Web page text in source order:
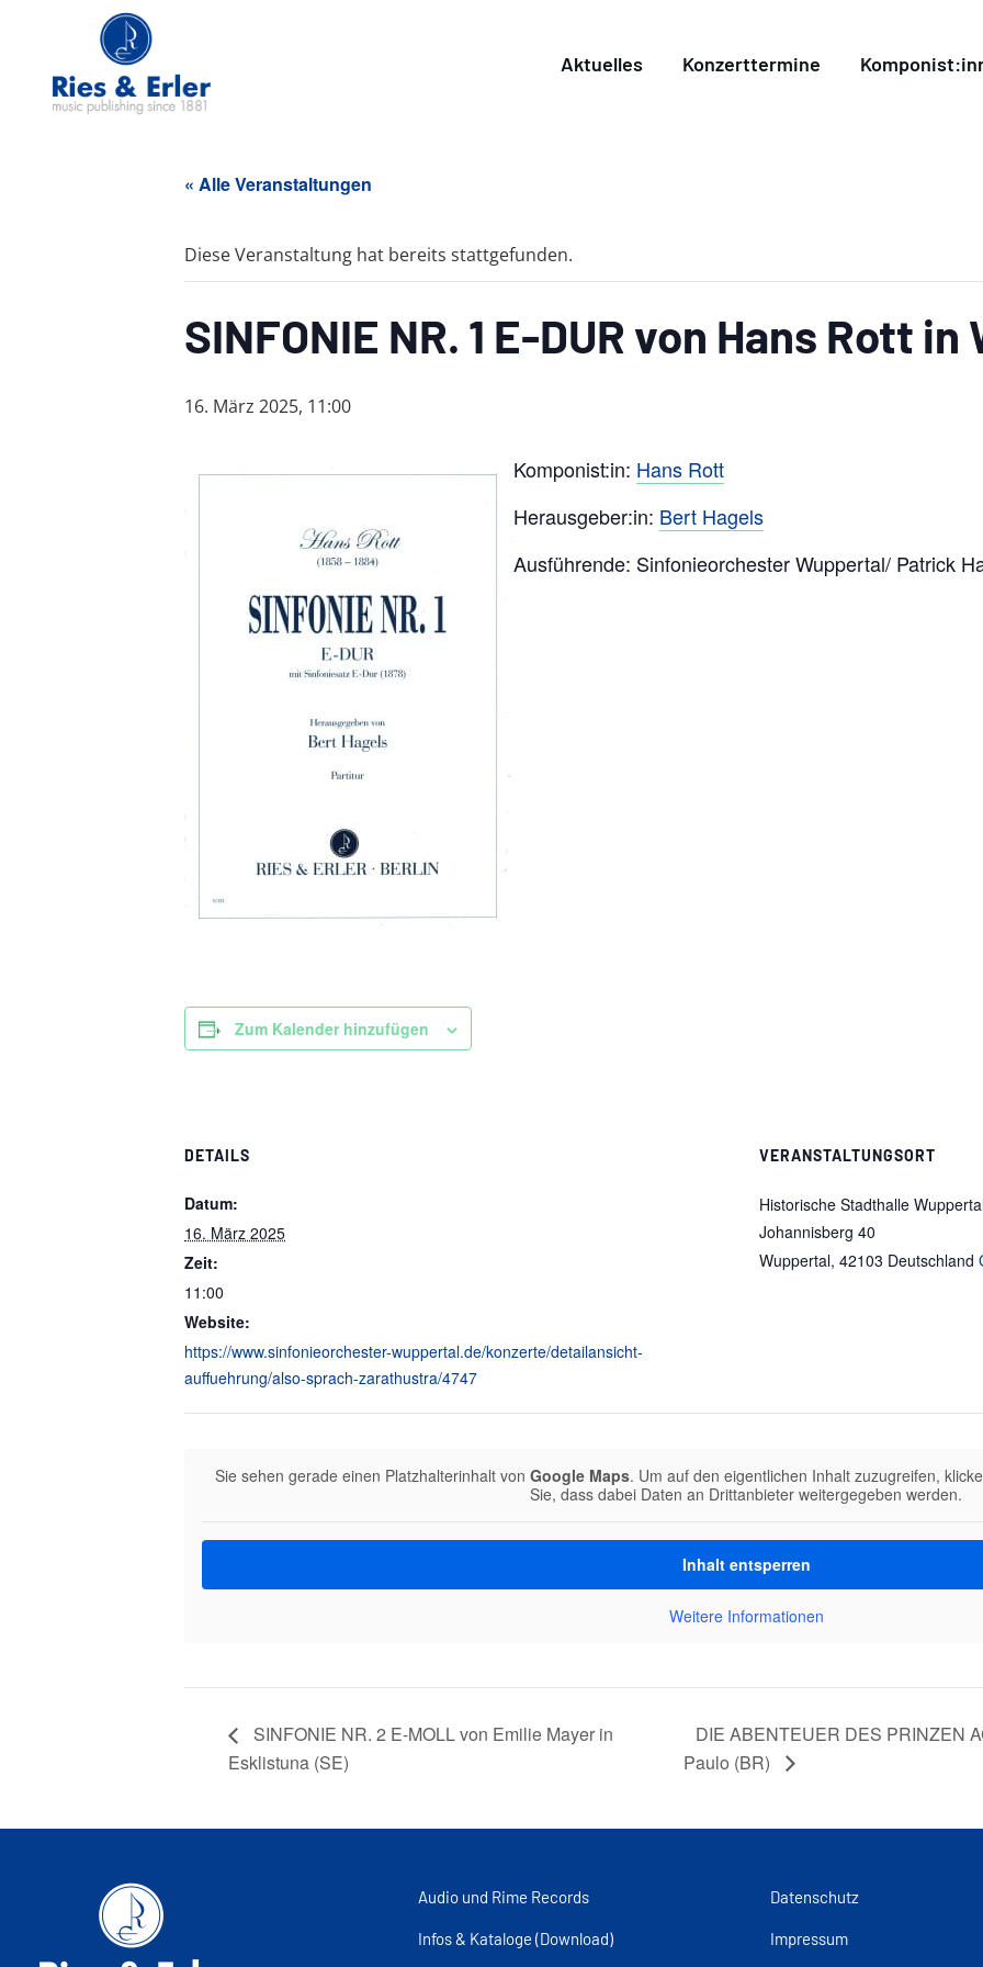
Aktuelles Konzerttermine
« Alle Veranstaltungen
Diese Veranstaltung hat bereits stattgefunden.
SINFONIE NR. 1 E-DUR von Hans Rott
16. März 2025, 11:00
Komponist:in: Hans Rott
Herausgeber:in: Bert Hagels
Ausführende: Sinfonieorchester Wuppertal/ Patrick
Zum Kalender hinzufügen
DETAILS
Datum:
16. März 2025
Zeit:
11:00
Website:
https://www.sinfonieorchester-wuppertal.de/konzerte/detailansicht-
auffuehrung/also-sprach-zarathustra/4747
VERANSTALTUNGSORT
Historische Stadthalle
Johannisberg 40
Wuppertal, 42103 Deutschland
Sie sehen gerade einen Platzhalterinhalt von Google Maps. Um auf den eigentlichen Inhalt zuzugreifen,
Sie, dass dabei Daten an Drittanbieter weitergegeben werden.
Inhalt entsperren
Weitere Informationen
SINFONIE NR. 2 E-MOLL von Emilie Mayer in
Esklistuna (SE)
DIE ABENTEUER DES PRINZEN
Paulo (BR)
Audio und Rime Records
Infos & Kataloge (Download)
Datenschutz
Impressum